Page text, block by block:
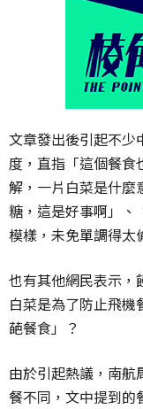
文章發出後引起不少
度，直指「這個餐食
解，一片白菜是什麼
糖，這是好事啊」、
模樣，未免單調得太
也有其他網民表示，
白菜是為了防止飛
葩餐食」？
由於引起熱議，南
餐不同，文中提到的